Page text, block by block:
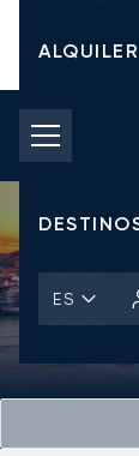
TARIFAS
JETS
ES